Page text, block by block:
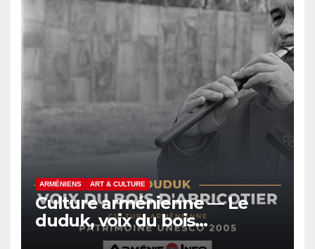
ARMÉNIENS ART & CULTURE
Culture arménienne — Le
duduk, voix du bois
d’abricotier